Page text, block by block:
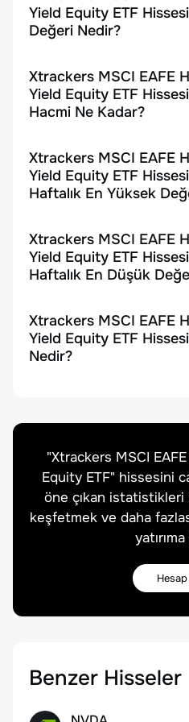
Yield Equity ETF
Değeri Nedir?
Xtrackers MSCI EAFE
Yield Equity ETF
Hacmi Ne Kadar?
Xtrackers MSCI EAFE
Yield Equity ETF
Haftalık En Yüksek
Xtrackers MSCI EAFE
Yield Equity ETF
Haftalık En Düşük
Xtrackers MSCI EAFE
Yield Equity ETF
Nedir?
"Xtrackers MSCI
Equity ETF" hissesini
öne çıkan istatistikleri
keşfetmek ve daha
Benzer Hisseler